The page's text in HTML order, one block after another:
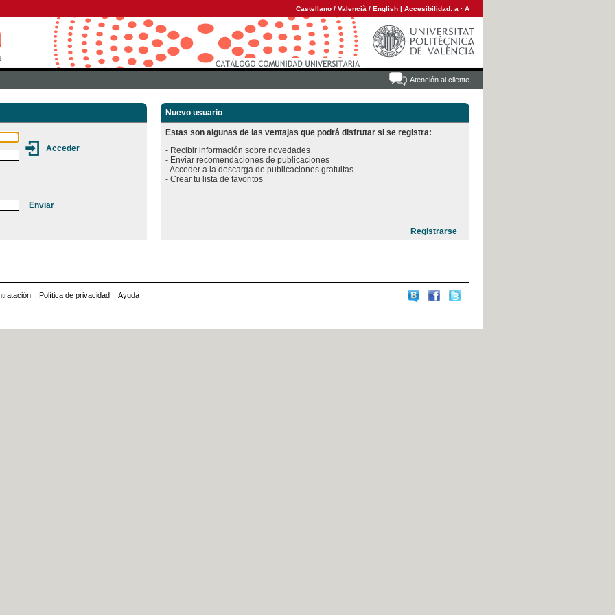
Castellano / Valencià / English | Accesibilidad: a · A
Atención al cliente
Nuevo usuario
Estas son algunas de las ventajas que podrá disfrutar si se registra:
- Recibir información sobre novedades
- Enviar recomendaciones de publicaciones
- Acceder a la descarga de publicaciones gratuitas
:: Política de privacidad :: Ayuda